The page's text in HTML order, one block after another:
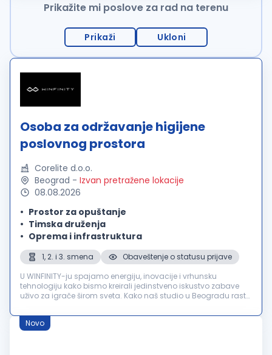
Prikažite mi poslove za rad na terenu
Prikaži Ukloni
Osoba za održavanje higijene
poslovnog prostora
Corelite d.o.o.
Beograd - Izvan pretražene lokacije
08.08.2026
Prostor za opuštanje
Timska druženja
Oprema i infrastruktura
1, 2. i 3. smena
Obaveštenje o statusu prijave
U WINFINITY-ju spajamo energiju, inovacije i vrhunsku
tehnologiju kako bismo kreirali jedinstveno iskustvo zabave
uživo za igrače širom sveta. Kako naš studio u Beogradu raste,
važan de...
Novo